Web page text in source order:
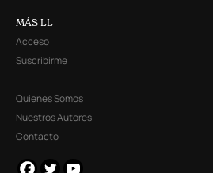
MÁS LL
Acceso
Suscribirme
Quienes Somos
Nuestros Autores
Contacto